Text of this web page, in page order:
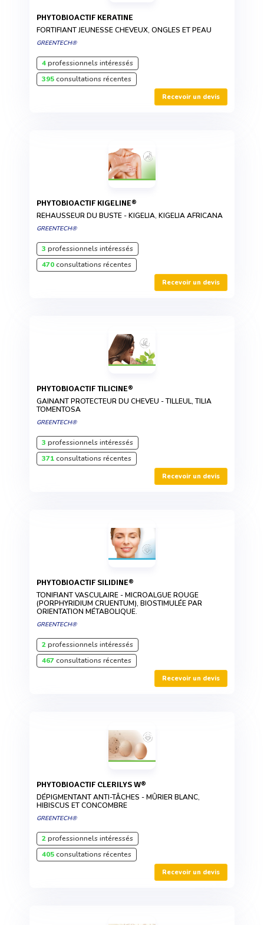
PHYTOBIOACTIF KERATINE
FORTIFIANT JEUNESSE CHEVEUX, ONGLES ET PEAU
GREENTECH®
4professionnels intéressés
395consultations récentes
Recevoir un devis
PHYTOBIOACTIF KIGELINE®
REHAUSSEUR DU BUSTE - KIGELIA, KIGELIA AFRICANA
GREENTECH®
3 professionnels intéressés
470consultations récentes
Recevoir un devis
PHYTOBIOACTIF TILICINE®
GAINANT PROTECTEUR DU CHEVEU - TILLEUL, TILIA
TOMENTOSA
GREENTECH®
3 professionnels intéressés
371consultations récentes
Recevoir un devis
PHYTOBIOACTIF SILIDINE®
TONIFIANT VASCULAIRE - MICROALGUE ROUGE
(PORPHYRIDIUM CRUENTUM), BIOSTIMULÉE PAR
ORIENTATION MÉTABOLIQUE.
GREENTECH®
2professionnels intéressés
467consultations récentes
Recevoir un devis
PHYTOBIOACTIF CLERILYS W®
DÉPIGMENTANT ANTI-TÂCHES - MÛRIER BLANC,
HIBISCUS ET CONCOMBRE
GREENTECH®
2professionnels intéressés
405consultations récentes
Recevoir un devis